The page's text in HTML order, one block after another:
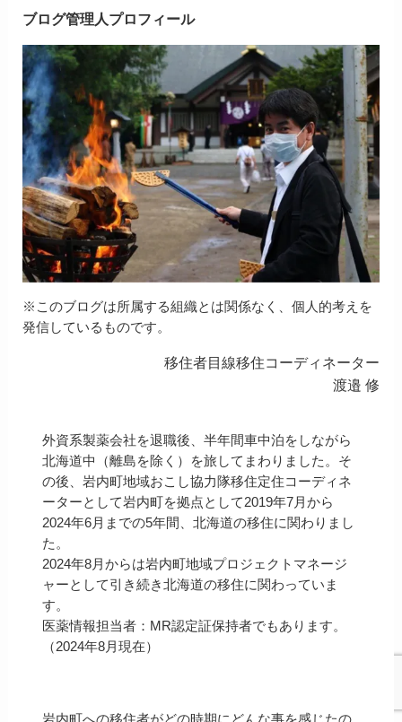
ブログ管理人プロフィール
※このブログは所属する組織とは関係なく、個人的考えを
発信しているものです。
移住者目線移住コーディネーター
渡邉 修
外資系製薬会社を退職後、半年間車中泊をしながら
北海道中（離島を除く）を旅してまわりました。そ
の後、岩内町地域おこし協力隊移住定住コーディネ
ーターとして岩内町を拠点として2019年7月から
2024年6月までの5年間、北海道の移住に関わりまし
た。
2024年8月からは岩内町地域プロジェクトマネージ
ャーとして引き続き北海道の移住に関わっていま
す。
医薬情報担当者：MR認定証保持者でもあります。
（2024年8月現在）